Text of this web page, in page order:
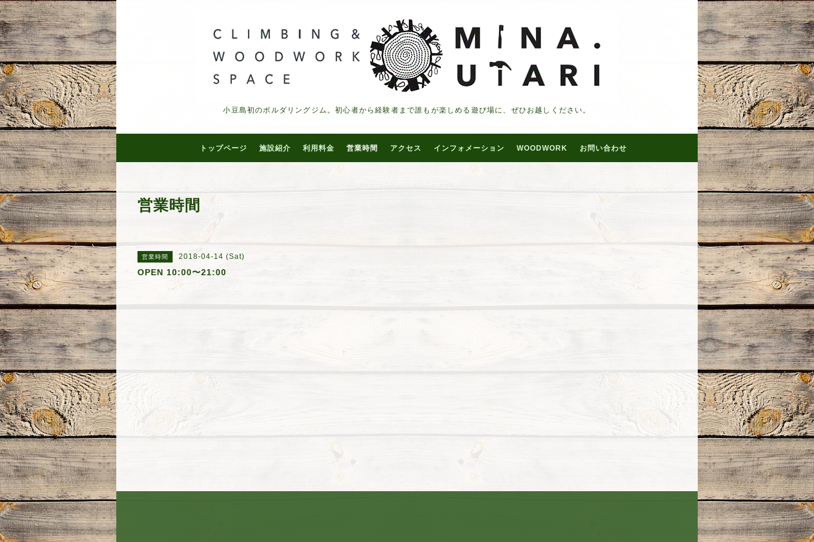
小豆島初のボルダリングジム。初心者から経験者まで誰もが楽しめる遊び場に、ぜひお越しください。
トップページ 施設紹介 利用料金 営業時間 アクセス インフォメーション WOODWORK お問い合わせ
営業時間
営業時間 2018-04-14 (Sat)
OPEN 10:00〜21:00